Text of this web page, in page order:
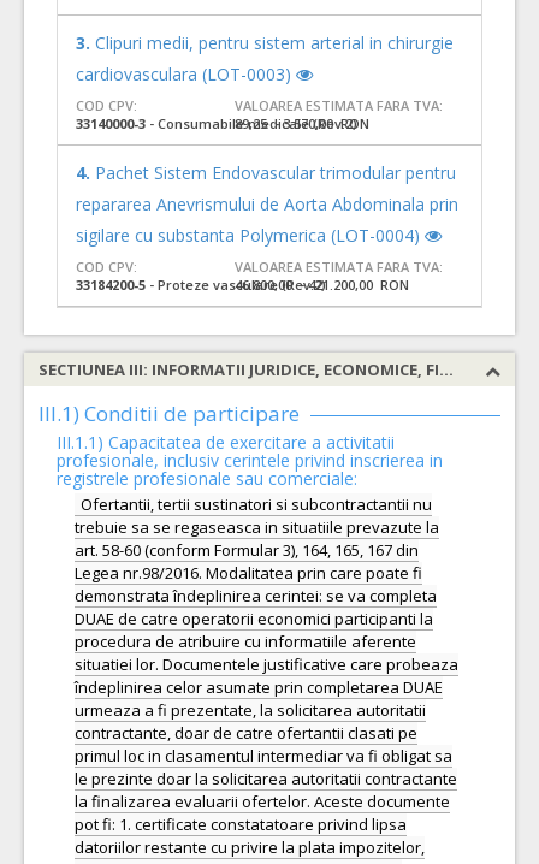
3. Clipuri medii, pentru sistem arterial in chirurgie
cardiovasculara (LOT-0003)
COD CPV:
33140000-3 - Consumabile medicale (Rev.2)
VALOAREA ESTIMATA FARA TVA:
89,25 - 3.570,00 RON
4. Pachet Sistem Endovascular trimodular pentru
repararea Anevrismului de Aorta Abdominala prin
sigilare cu substanta Polymerica (LOT-0004)
COD CPV:
33184200-5 - Proteze vasculare (Rev.2)
VALOAREA ESTIMATA FARA TVA:
46.800,00 - 421.200,00 RON
SECTIUNEA III: INFORMATII JURIDICE, ECONOMICE, FINANCIARE SI TEHNICE
III.1) Conditii de participare
III.1.1) Capacitatea de exercitare a activitatii
profesionale, inclusiv cerintele privind inscrierea in
registrele profesionale sau comerciale:
Ofertantii, tertii sustinatori si subcontractantii nu
trebuie sa se regaseasca in situatiile prevazute la
art. 58-60 (conform Formular 3), 164, 165, 167 din
Legea nr.98/2016. Modalitatea prin care poate fi
demonstrata îndeplinirea cerintei: se va completa
DUAE de catre operatorii economici participanti la
procedura de atribuire cu informatiile aferente
situatiei lor. Documentele justificative care probeaza
îndeplinirea celor asumate prin completarea DUAE
urmeaza a fi prezentate, la solicitarea autoritatii
contractante, doar de catre ofertantii clasati pe
primul loc in clasamentul intermediar va fi obligat sa
le prezinte doar la solicitarea autoritatii contractante
la finalizarea evaluarii ofertelor. Aceste documente
pot fi: 1. certificate constatatoare privind lipsa
datoriilor restante cu privire la plata impozitelor,